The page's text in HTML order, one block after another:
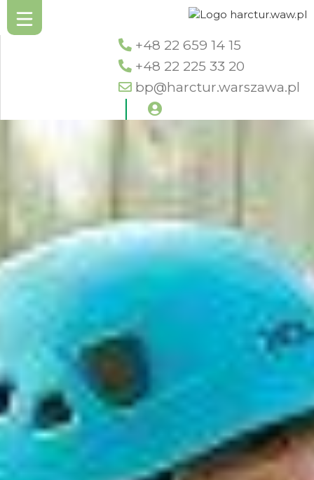
+48 22 659 14 15
+48 22 225 33 20
bp@harctur.warszawa.pl